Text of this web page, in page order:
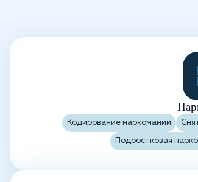
Кодирование наркомании
Подростковая